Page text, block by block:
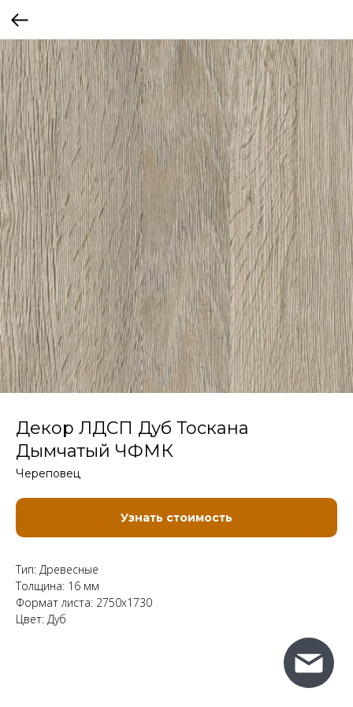
Декор ЛДСП Дуб Тоскана
Дымчатый ЧФМК
Череповец
Узнать стоимость
Тип: Древесные
Толщина: 16 мм
Формат листа: 2750x1730
Цвет: Дуб